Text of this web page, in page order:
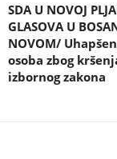
SDA U NOVOJ
GLASOVA U
NOVOM/
osoba zbog
izbornog zakona